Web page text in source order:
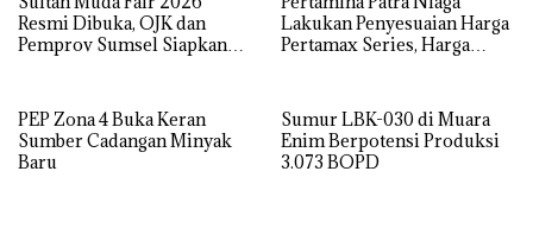
Resmi Dibuka, OJK dan
Pemprov Sumsel Siapkan
Pengusaha
Lakukan Penyesuaian Harga
Pertamax Series, Harga
PEP Zona 4 Buka Keran
Sumber Cadangan Minyak
Baru
Sumur LBK-030 di Muara
Enim Berpotensi Produksi
3.073 BOPD